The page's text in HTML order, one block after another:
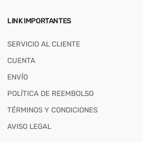
LINK IMPORTANTES
SERVICIO AL CLIENTE
CUENTA
ENVÍO
POLÍTICA DE REEMBOLSO
TÉRMINOS Y CONDICIONES
AVISO LEGAL